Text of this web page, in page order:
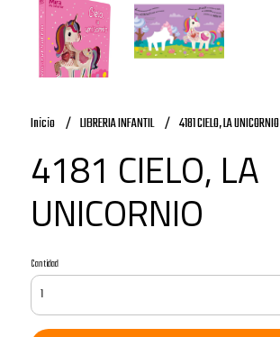
Inicio LIBRERIA INFANTIL 4181 CIELO, LA UNICORNIO
4181 CIELO, LA
UNICORNIO
Cantidad